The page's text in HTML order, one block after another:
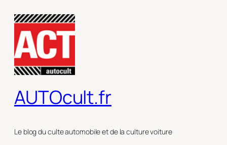
contenu
AUTOcult.fr
Le blog du culte automobile et de la culture voiture